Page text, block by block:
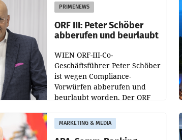
PRIMENEWS
ORF III: Peter Schöber
abberufen und beurlaubt
WIEN ORF-III-Co-
Geschäftsführer Peter Schöber
ist wegen Compliance-
Vorwürfen abberufen und
beurlaubt worden. Der ORF
entsprechende
Medienberichte.
MARKETING & MEDIA